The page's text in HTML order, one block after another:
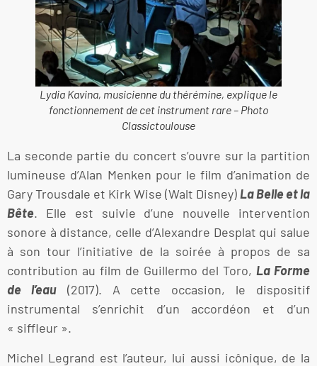
Lydia Kavina, musicienne du thérémine, explique le
fonctionnement de cet instrument rare – Photo
Classictoulouse
La seconde partie du concert s’ouvre sur la partition
lumineuse d’Alan Menken pour le film d’animation de
Gary Trousdale et Kirk Wise (Walt Disney) La Belle et la
Bête. Elle est suivie d’une nouvelle intervention
sonore à distance, celle d’Alexandre Desplat qui salue
à son tour l’initiative de la soirée à propos de sa
contribution au film de Guillermo del Toro, La Forme
de l’eau(2017). A cette occasion, le dispositif
instrumental s’enrichit d’un accordéon et d’un
« siffleur ».
Michel Legrand est l’auteur, lui aussi icônique, de la